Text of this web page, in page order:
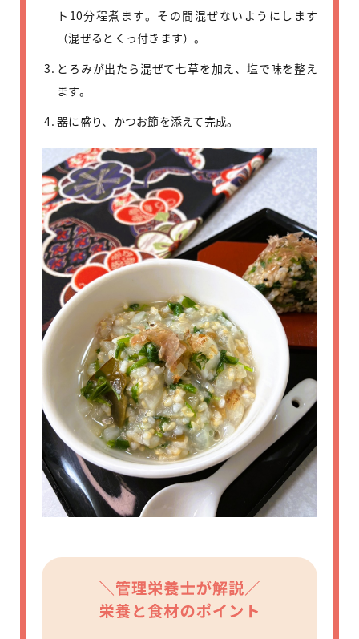
ト10分程煮ます。その間混ぜないようにします
（混ぜるとくっ付きます）。
とろみが出たら混ぜて七草を加え、塩で味を整え
ます。
器に盛り、かつお節を添えて完成。